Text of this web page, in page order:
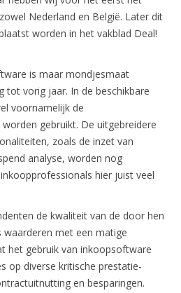
Nederland en België. Later dit
worden in het vakblad Deal!
is maar mondjesmaat
tot vorig jaar. In de beschikbare
voornamelijk de
gebruikt. De uitgebreidere
zoals de inzet van
analyse, worden nog
hier juist veel
de kwaliteit van de door hen
met een matige
het gebruik van inkoopsoftware
op diverse kritische prestatie-
en besparingen.